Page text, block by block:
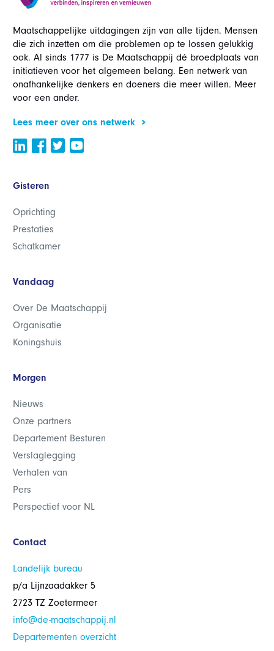
Maatschappelijke uitdagingen zijn van alle tijden. Mensen
die zich inzetten om die problemen op te lossen gelukkig
ook. Al sinds 1777 is De Maatschappij dé broedplaats van
initiatieven voor het algemeen belang. Een netwerk van
onafhankelijke denkers en doeners die meer willen. Meer
voor een ander.
Lees meer over ons netwerk
Gisteren
Oprichting
Prestaties
Schatkamer
Vandaag
Over De Maatschappij
Organisatie
Koningshuis
Morgen
Nieuws
Onze partners
Departement Besturen
Verslaglegging
Verhalen van
Pers
Perspectief voor NL
Contact
Landelijk bureau
p/a Lijnzaadakker 5
2723 TZ Zoetermeer
info@de-maatschappij.nl
Departementen overzicht